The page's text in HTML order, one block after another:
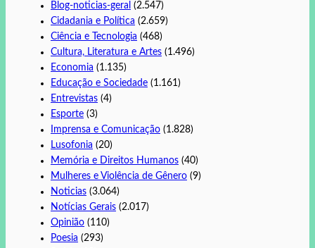
Blog-noticias-geral (2.547)
Cidadania e Política (2.659)
Ciência e Tecnologia (468)
Cultura, Literatura e Artes (1.496)
Economia (1.135)
Educação e Sociedade (1.161)
Entrevistas (4)
Esporte (3)
Imprensa e Comunicação (1.828)
Lusofonia (20)
Memória e Direitos Humanos (40)
Mulheres e Violência de Gênero (9)
Noticias (3.064)
Notícias Gerais (2.017)
Opinião (110)
Poesia (293)